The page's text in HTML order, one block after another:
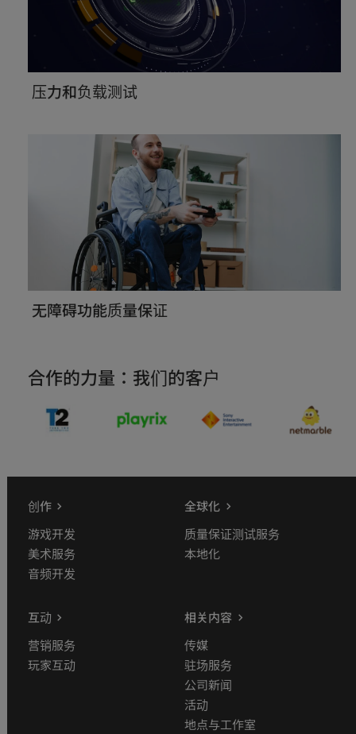
压力和负载测试
无障碍功能质量保证
合作的力量：我们的客户
创作
游戏开发
美术服务
音频开发
全球化
质量保证测试服务
本地化
互动
营销服务
玩家互动
相关内容
传媒
驻场服务
公司新闻
活动
地点与工作室